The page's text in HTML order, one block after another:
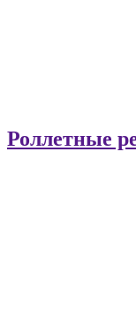
Роллетные